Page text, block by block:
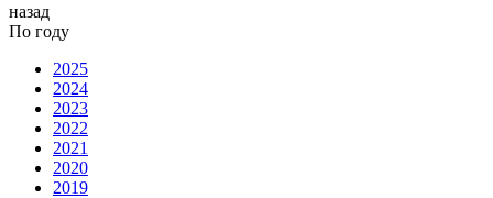
назад
По году
2025
2024
2023
2022
2021
2020
2019